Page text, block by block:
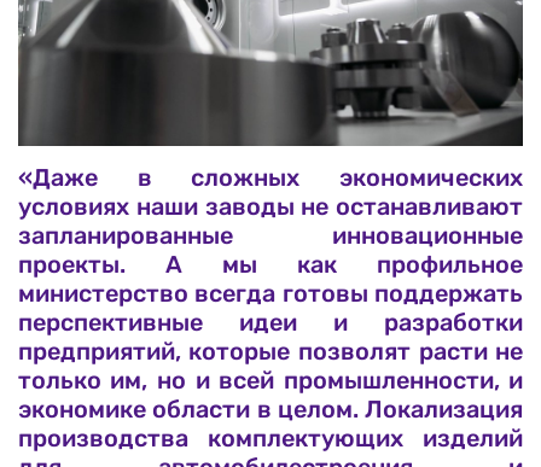
«Даже в сложных экономических
условиях наши заводы не останавливают
запланированные инновационные
проекты. А мы как профильное
министерство всегда готовы поддержать
перспективные идеи и разработки
предприятий, которые позволят расти не
только им, но и всей промышленности, и
экономике области в целом. Локализация
производства комплектующих изделий